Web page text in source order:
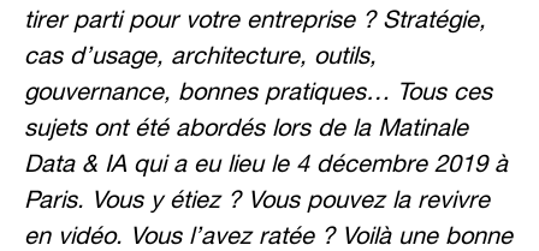
tirer parti pour votre entreprise ? Stratégie,
cas d’usage, architecture, outils,
gouvernance, bonnes pratiques… Tous ces
sujets ont été abordés lors de la Matinale
Data & IA qui a eu lieu le 4 décembre 2019 à
Paris. Vous y étiez ? Vous pouvez la revivre
en vidéo. Vous l’avez ratée ? Voilà une bonne